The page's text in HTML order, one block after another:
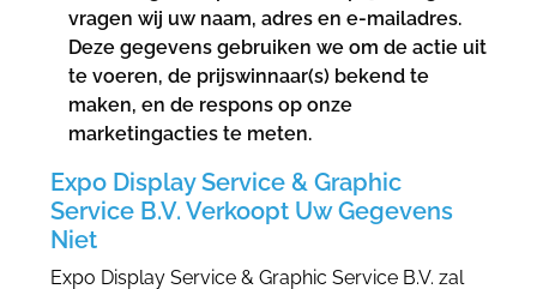
vragen wij uw naam, adres en e-mailadres.
Deze gegevens gebruiken we om de actie uit
te voeren, de prijswinnaar(s) bekend te
maken, en de respons op onze
marketingacties te meten.
Expo Display Service & Graphic
Service B.V. Verkoopt Uw Gegevens
Niet
Expo Display Service & Graphic Service B.V. zal